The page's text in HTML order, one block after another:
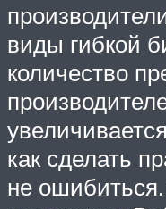
виды гибкой
количество
как сделать
не